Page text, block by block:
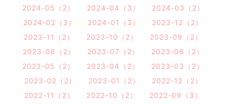
2024-05（2）
2024-04（3）
2024-03（2）
2024-02（3）
2024-01（3）
2023-12（2）
2023-11（2）
2023-10（2）
2023-09（2）
2023-08（2）
2023-07（2）
2023-06（2）
2023-05（2）
2023-04（2）
2023-03（2）
2023-02（2）
2023-01（2）
2022-12（2）
2022-11（2）
2022-10（2）
2022-09（3）